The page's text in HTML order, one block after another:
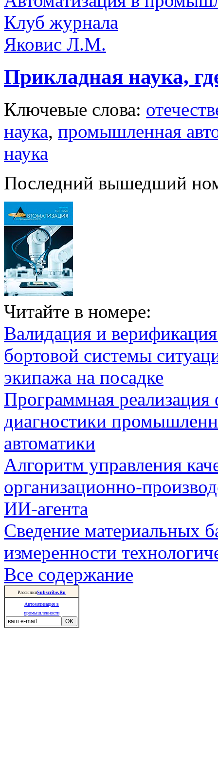
Клуб журнала
Яковис Л.М.
Прикладная наука,
Ключевые слова:
наука, промышленная
наука
Последний вышедший
Читайте в номере:
Валидация и
бортовой системы
экипажа на посадке
Программная
диагностики
автоматики
Алгоритм управления
организационно-
ИИ-агента
Сведение материальных
измеренности
Все содержание
РассылкиSubscribe.Ru
Автоматизация в
промышленности